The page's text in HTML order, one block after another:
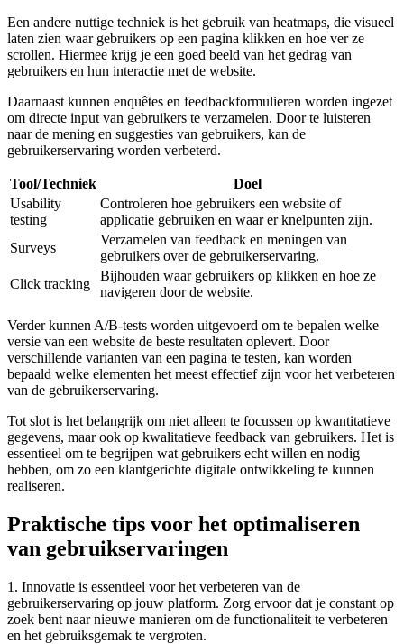
Een andere nuttige techniek is het gebruik van heatmaps, die visueel
laten zien waar gebruikers op een pagina klikken en hoe ver ze
scrollen. Hiermee krijg je een goed beeld van het gedrag van
gebruikers en hun interactie met de website.
Daarnaast kunnen enquêtes en feedbackformulieren worden ingezet
om directe input van gebruikers te verzamelen. Door te luisteren
naar de mening en suggesties van gebruikers, kan de
gebruikerservaring worden verbeterd.
Tool/Techniek
Doel
Usability
testing
Controleren hoe gebruikers een website of
applicatie gebruiken en waar er knelpunten zijn.
Surveys
Verzamelen van feedback en meningen van
gebruikers over de gebruikerservaring.
Click tracking
Bijhouden waar gebruikers op klikken en hoe ze
navigeren door de website.
Verder kunnen A/B-tests worden uitgevoerd om te bepalen welke
versie van een website de beste resultaten oplevert. Door
verschillende varianten van een pagina te testen, kan worden
bepaald welke elementen het meest effectief zijn voor het verbeteren
van de gebruikerservaring.
Tot slot is het belangrijk om niet alleen te focussen op kwantitatieve
gegevens, maar ook op kwalitatieve feedback van gebruikers. Het is
essentieel om te begrijpen wat gebruikers echt willen en nodig
hebben, om zo een klantgerichte digitale ontwikkeling te kunnen
realiseren.
Praktische tips voor het optimaliseren
van gebruikservaringen
1. Innovatie is essentieel voor het verbeteren van de
gebruikerservaring op jouw platform. Zorg ervoor dat je constant op
zoek bent naar nieuwe manieren om de functionaliteit te verbeteren
en het gebruiksgemak te vergroten.